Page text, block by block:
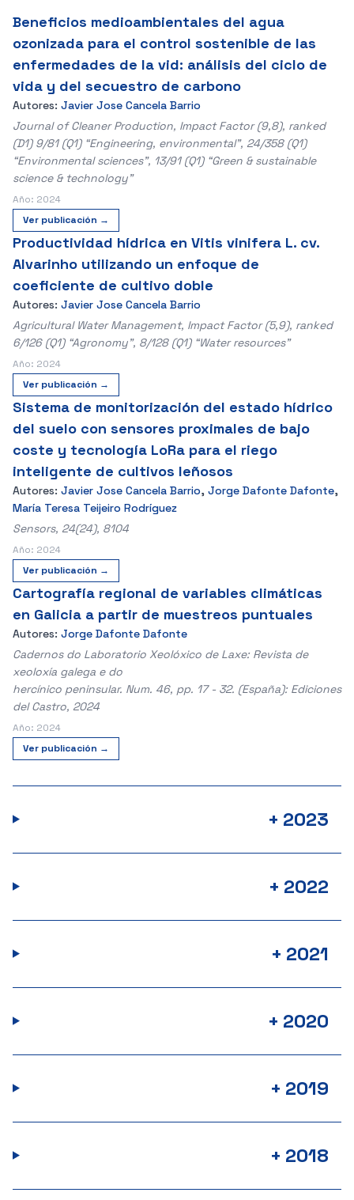
Beneficios medioambientales del agua
ozonizada para el control sostenible de las
enfermedades de la vid: análisis del ciclo de
vida y del secuestro de carbono
Autores: Javier Jose Cancela Barrio
Journal of Cleaner Production, Impact Factor (9,8), ranked
(D1) 9/81 (Q1) “Engineering, environmental”, 24/358 (Q1)
“Environmental sciences”, 13/91 (Q1) “Green & sustainable
science & technology”
Año: 2024
Ver publicación →
Productividad hídrica en Vitis vinifera L. cv.
Alvarinho utilizando un enfoque de
coeficiente de cultivo doble
Autores: Javier Jose Cancela Barrio
Agricultural Water Management, Impact Factor (5,9), ranked
6/126 (Q1) “Agronomy”, 8/128 (Q1) “Water resources”
Año: 2024
Ver publicación →
Sistema de monitorización del estado hídrico
del suelo con sensores proximales de bajo
coste y tecnología LoRa para el riego
inteligente de cultivos leñosos
Autores: Javier Jose Cancela Barrio, Jorge Dafonte Dafonte,
María Teresa Teijeiro Rodríguez
Sensors, 24(24), 8104
Año: 2024
Ver publicación →
Cartografía regional de variables climáticas
en Galicia a partir de muestreos puntuales
Autores: Jorge Dafonte Dafonte
Cadernos do Laboratorio Xeolóxico de Laxe: Revista de
xeoloxía galega e do
hercínico peninsular. Num. 46, pp. 17 - 32. (España): Ediciones
del Castro, 2024
Año: 2024
Ver publicación →
+ 2023
+ 2022
+ 2021
+ 2020
+ 2019
+ 2018